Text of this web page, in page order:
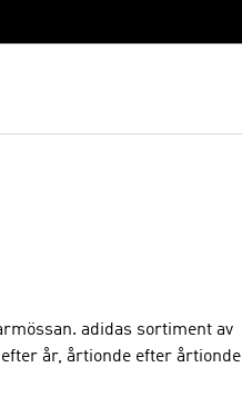
adidas sortiment av
år, årtionde efter årtionde